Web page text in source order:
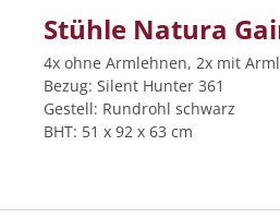
Stühle Natura
4x ohne Armlehnen, 2x mit
Bezug: Silent Hunter 361
Gestell: Rundrohl schwarz
BHT: 51 x 92 x 63 cm